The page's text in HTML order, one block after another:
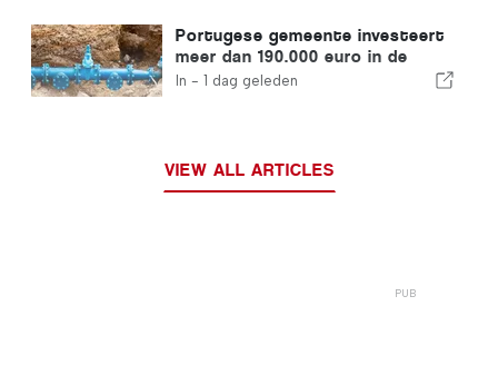
Portugese gemeente investeert
meer dan 190.000 euro in de
watervoorziening
In - 1 dag geleden
VIEW ALL ARTICLES